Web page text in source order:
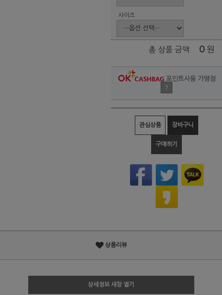
사이즈
총 상품 금액 0 원
포인트사용 가맹점
?
관심상품 장바구니
구매하기
상품리뷰
상세정보 새창 열기